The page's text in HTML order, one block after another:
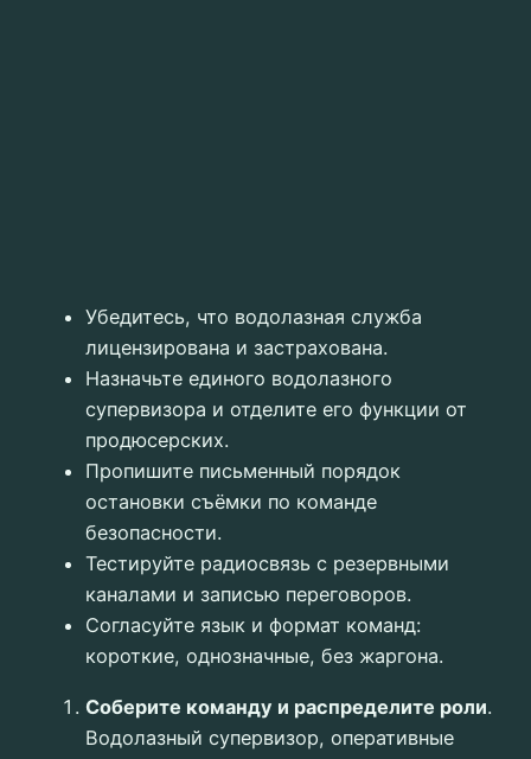
Убедитесь, что водолазная служба
лицензирована и застрахована.
Назначьте единого водолазного
супервизора и отделите его функции от
продюсерских.
Пропишите письменный порядок
остановки съёмки по команде
безопасности.
Тестируйте радиосвязь с резервными
каналами и записью переговоров.
Согласуйте язык и формат команд:
короткие, однозначные, без жаргона.
Соберите команду и распределите роли.
Водолазный супервизор, оперативные